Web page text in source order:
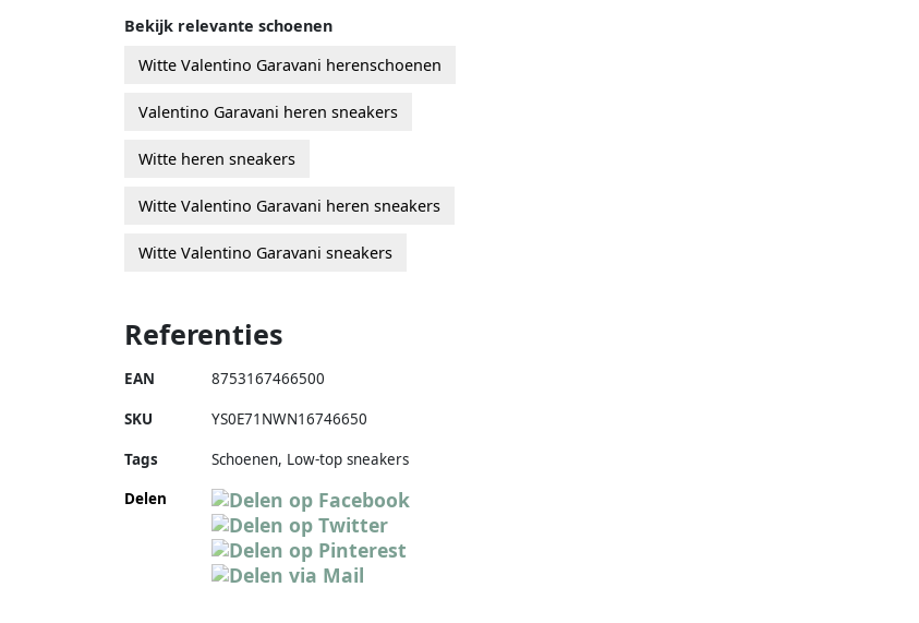
Bekijk relevante schoenen
Witte Valentino Garavani herenschoenen
Valentino Garavani heren sneakers
Witte heren sneakers
Witte Valentino Garavani heren sneakers
Witte Valentino Garavani sneakers
Referenties
EAN 8753167466500
SKU YS0E71NWN16746650
Tags
Schoenen, Low-top sneakers
Delen